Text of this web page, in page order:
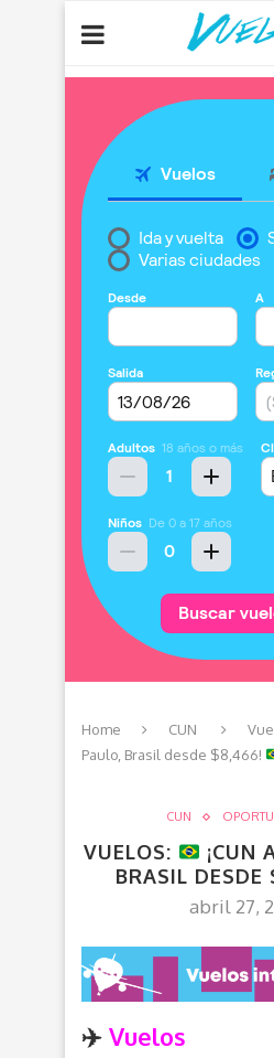
Home CUN
Paulo, Brasil desde $8,466!
CUN
VUELOS:
¡CUN
BRASIL
abril 27,
✈️ Vuelos